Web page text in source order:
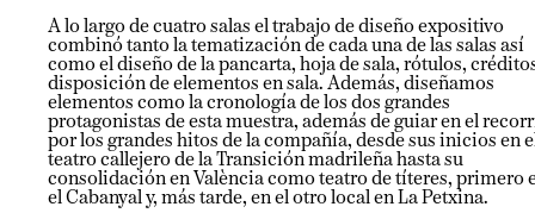
A lo largo de cuatro salas el trabajo de diseño expositivo
combinó tanto la tematización de cada una de las salas así
como el diseño de la pancarta, hoja de sala, rótulos,
disposición de elementos en sala. Además, diseñamos
elementos como la cronología de los dos grandes
protagonistas de esta muestra, además de guiar en el
por los grandes hitos de la compañía, desde sus inicios en
teatro callejero de la Transición madrileña hasta su
consolidación en València como teatro de títeres, primero
el Cabanyal y, más tarde, en el otro local en La Petxina.